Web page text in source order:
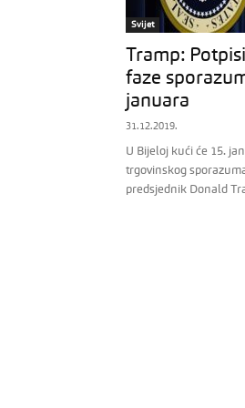
Svijet
Tramp:
faze
januara
31.12.2019.
U Bijeloj kući će 15.
trgovinskog
predsjednik Donald